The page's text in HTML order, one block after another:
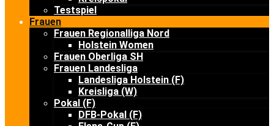
Testspiel
Frauen
Frauen Regionalliga Nord
Holstein Women
Frauen Oberliga SH
Frauen Landesliga
Landesliga Holstein (F)
Kreisliga (W)
Pokal (F)
DFB-Pokal (F)